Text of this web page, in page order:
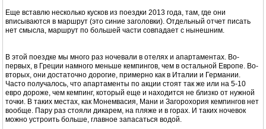
Еще вставлю несколько кусков из поездки 2013 года, там, где они
вписываются в маршрут (это синие заголовки). Отдельный отчет писать
нет смысла, маршрут по большей части совпадает с нынешним.
В этой поездке мы много раз ночевали в отелях и апартаментах. Во-
первых, в Греции намного меньше кемпингов, чем в остальной Европе. Во-
вторых, они достаточно дорогие, примерно как в Италии и Германии.
Часто получалось, что апартаменты по акции стоят так же или на 5-10
евро дороже, чем кемпинг, который еще и находится не близко от нужной
точки. В таких местах, как Монемвасия, Мани и Загорохория кемпингов нет
вообще. Пару раз стояли дикарем, на пляже и в горах. И таких ночевок
можно устроить больше, главное запасаться водой.